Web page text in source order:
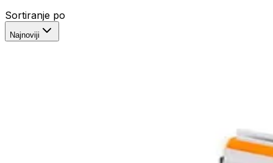
Sortiranje po
Najnoviji